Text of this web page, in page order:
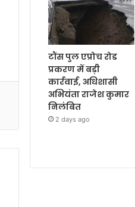
टौंस पुल एप्रोच रोड
प्रकरण में बड़ी
कार्रवाई, अधिशासी
अभियंता राजेश कुमार
निलंबित
2 days ago